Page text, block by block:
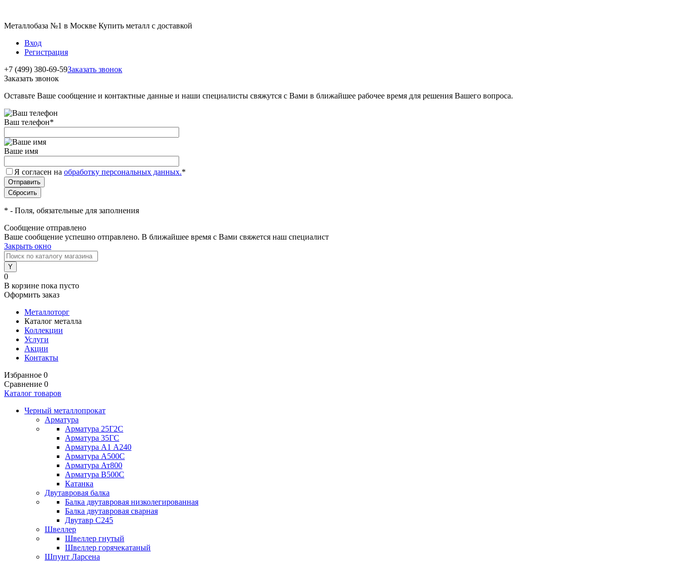
Металлобаза №1 в Москве Купить металл с доставкой
Вход
Регистрация
+7 (499) 380-69-59Заказать звонок
Заказать звонок
Оставьте Ваше сообщение и контактные данные и наши специалисты свяжутся с Вами в ближайшее рабочее время для решения Вашего вопроса.
Ваш телефон*
Ваше имя
Я согласен на обработку персональных данных.*
* - Поля, обязательные для заполнения
Сообщение отправлено
Ваше сообщение успешно отправлено. В ближайшее время с Вами свяжется наш специалист
Закрыть окно
0
В корзине пока пусто
Оформить заказ
Металлоторг
Каталог металла
Коллекции
Услуги
Акции
Контакты
Избранное 0
Сравнение 0
Каталог товаров
Черный металлопрокат
Арматура
Арматура 25Г2С
Арматура 35ГС
Арматура А1 А240
Арматура А500С
Арматура Ат800
Арматура В500С
Катанка
Двутавровая балка
Балка двутавровая низколегированная
Балка двутавровая сварная
Двутавр С245
Швеллер
Швеллер гнутый
Швеллер горячекатаный
Шпунт Ларсена